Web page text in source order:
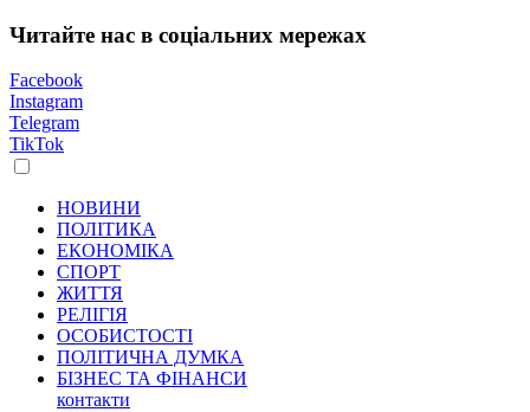
Читайте нас в соціальних мережах
Facebook
Instagram
Telegram
TikTok
НОВИНИ
ПОЛІТИКА
ЕКОНОМІКА
СПОРТ
ЖИТТЯ
РЕЛІГІЯ
ОСОБИСТОСТІ
ПОЛІТИЧНА ДУМКА
БІЗНЕС ТА ФІНАНСИ
контакти